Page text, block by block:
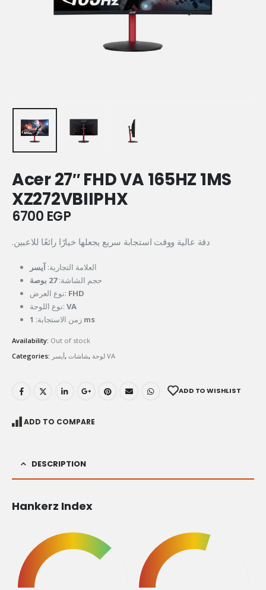
Acer 27″ FHD VA 165HZ 1MS
XZ272VBIIPHX
6700 EGP
.دقة عالية ووقت استجابة سريع يجعلها خيارًا رائعًا للاعبين
العلامة التجارية:آيسر
حجم الشاشة:27 بوصة
نوع العرض: FHD
نوع اللوحة: VA
زمن الاستجابة:1 ms
Availability: Out of stock
Categories: أيسر, شاشات, لوحة VA
ADD TO WISHLIST
ADD TO COMPARE
DESCRIPTION
Hankerz Index